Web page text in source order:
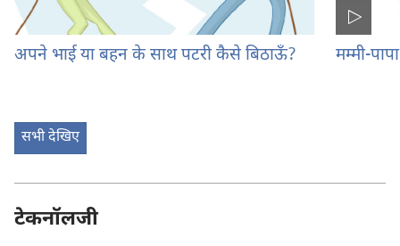
अपने भाई या बहन के साथ पटरी कैसे बिठाऊँ? मम्मी-
सभी देखिए
टेकनॉलजी